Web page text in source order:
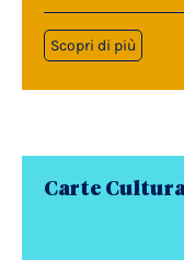
Scopri di più
Carte